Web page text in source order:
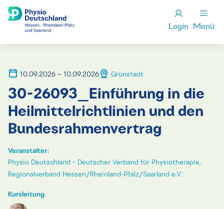
Login Menü
10.09.2026 – 10.09.2026 Grünstadt
30-26093_Einführung in die
Heilmittelrichtlinien und den
Bundesrahmenvertrag
Veranstalter:
Physio Deutschland - Deutscher Verband für Physiotherapie,
Regionalverband Hessen/Rheinland-Pfalz/Saarland e.V.
Kursleitung